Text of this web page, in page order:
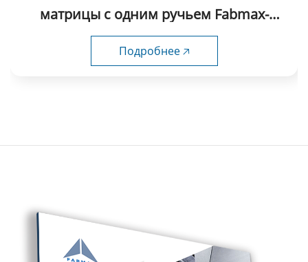
матрицы с одним ручьем Fabmax-
Подробнее 🡥